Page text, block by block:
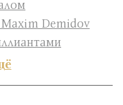
Demidov